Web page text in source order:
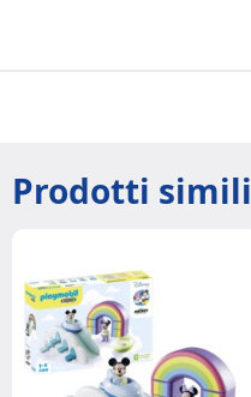
Prodotti simili